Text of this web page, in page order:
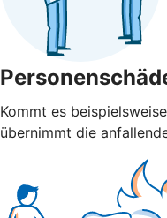
Kommt es
übernimmt die